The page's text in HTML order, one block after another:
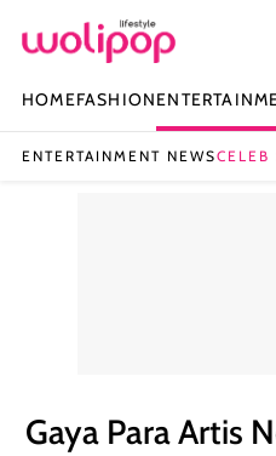
HOMEFASHION
ENTERTAINMENT NEWSCELEB
Gaya Para Artis